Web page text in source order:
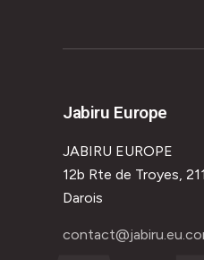
Jabiru Europe
JABIRU EUROPE
12b Rte de Troyes,
Darois